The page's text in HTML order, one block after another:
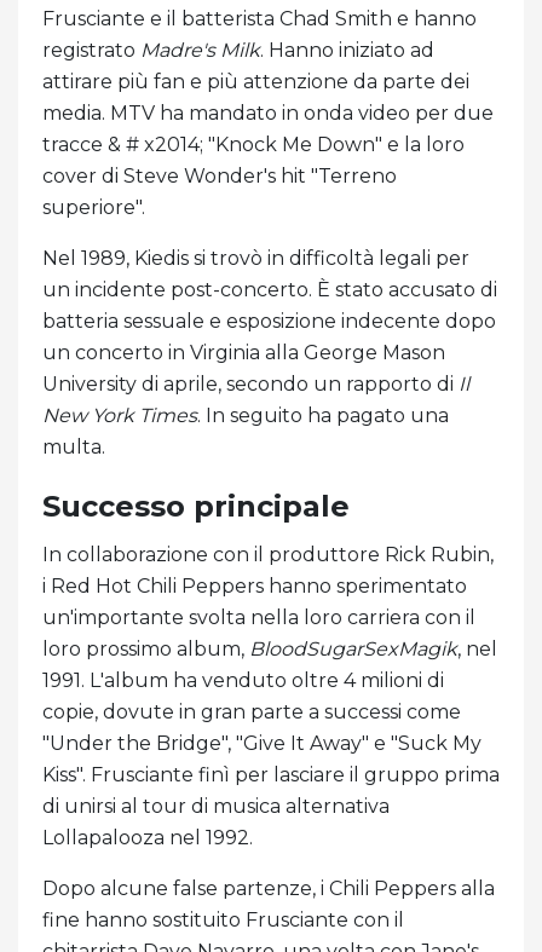
Frusciante e il batterista Chad Smith e hanno
registrato Madre's Milk. Hanno iniziato ad
attirare più fan e più attenzione da parte dei
media. MTV ha mandato in onda video per due
tracce & # x2014; "Knock Me Down" e la loro
cover di Steve Wonder's hit "Terreno
superiore".
Nel 1989, Kiedis si trovò in difficoltà legali per
un incidente post-concerto. È stato accusato di
batteria sessuale e esposizione indecente dopo
un concerto in Virginia alla George Mason
University di aprile, secondo un rapporto di Il
New York Times. In seguito ha pagato una
multa.
Successo principale
In collaborazione con il produttore Rick Rubin,
i Red Hot Chili Peppers hanno sperimentato
un'importante svolta nella loro carriera con il
loro prossimo album, BloodSugarSexMagik, nel
1991. L'album ha venduto oltre 4 milioni di
copie, dovute in gran parte a successi come
"Under the Bridge", "Give It Away" e "Suck My
Kiss". Frusciante finì per lasciare il gruppo prima
di unirsi al tour di musica alternativa
Lollapalooza nel 1992.
Dopo alcune false partenze, i Chili Peppers alla
fine hanno sostituito Frusciante con il